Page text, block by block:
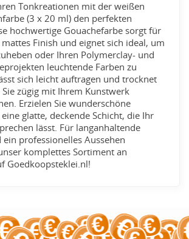
Tonkreationen mit der weißen
(3 x 20 ml) den perfekten
hochwertige Gouachefarbe sorgt für
Finish und eignet sich ideal, um
oder Ihren Polymerclay- und
leuchtende Farben zu
sich leicht auftragen und trocknet
Sie zügig mit Ihrem Kunstwerk
Erzielen Sie wunderschöne
glatte, deckende Schicht, die Ihr
lässt. Für langanhaltende
ein professionelles Aussehen
komplettes Sortiment an
Goedkoopsteklei.nl!